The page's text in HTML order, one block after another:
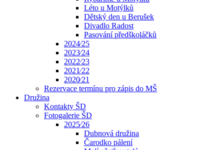
Léto u Motýlků
Dětský den u Berušek
Divadlo Radost
Pasování předškoláčků
2024⁄25
2023⁄24
2022⁄23
2021⁄22
2020⁄21
Rezervace termínu pro zápis do MŠ
Družina
Kontakty ŠD
Fotogalerie ŠD
2025⁄26
Dubnová družina
Čarodko pálení